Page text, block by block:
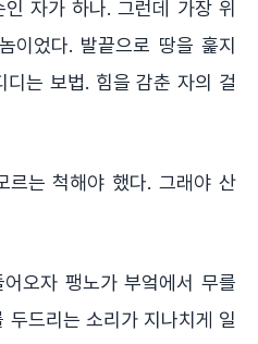
자가 하나. 그런데 가장 위
이었다. 발끝으로 땅을 훑지
는 보법. 힘을 감춘 자의 걸
르는 척해야 했다. 그래야 산
오자 팽노가 부엌에서 무를
두드리는 소리가 지나치게 일